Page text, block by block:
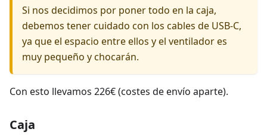
Si nos decidimos por poner todo en la caja,
debemos tener cuidado con los cables de USB-C,
ya que el espacio entre ellos y el ventilador es
muy pequeño y chocarán.
Con esto llevamos 226€ (costes de envío aparte).
Caja